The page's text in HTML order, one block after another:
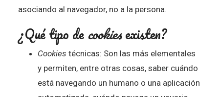
asociando al navegador, no a la persona.
¿Qué tipo decookiesexisten?
Cookies técnicas: Son las más elementales
y permiten, entre otras cosas, saber cuándo
está navegando un humano o una aplicación